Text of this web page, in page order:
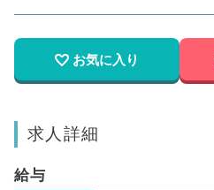
お気に入り
求人詳細
給与